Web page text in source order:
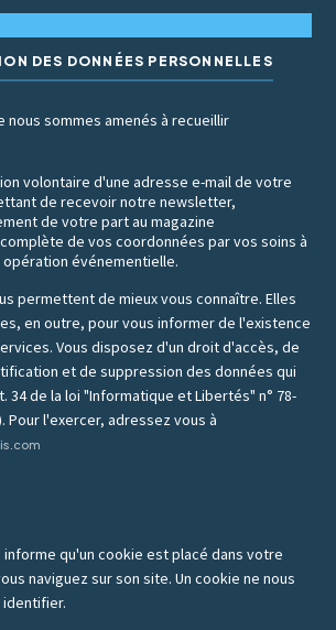
DES DONNÉES PERSONNELLES
nous sommes amenés à recueillir
volontaire d'une adresse e-mail de votre
de recevoir notre newsletter,
de votre part au magazine
de vos coordonnées par vos soins à
événementielle.
permettent de mieux vous connaître. Elles
en outre, pour vous informer de l'existence
Vous disposez d'un droit d'accès, de
et de suppression des données qui
34 de la loi "Informatique et Libertés" n° 78-
Pour l'exercer, adressez vous à
informe qu'un cookie est placé dans votre
naviguez sur son site. Un cookie ne nous